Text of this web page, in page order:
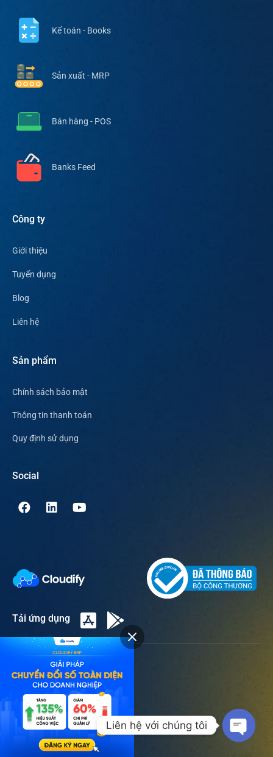
Kế toán - Books
Sản xuất - MRP
Bán hàng - POS
Banks Feed
Công ty
Giới thiệu
Tuyển dụng
Blog
Liên hệ
Sản phẩm
Chính sách bảo mật
Thông tin thanh toán
Quy định sử dụng
Social
Tải ứng dụng
Liên hệ
Hotline:1900 866 695
Email:lienhe@cloudify.vnLiên hệ với chúng tôi